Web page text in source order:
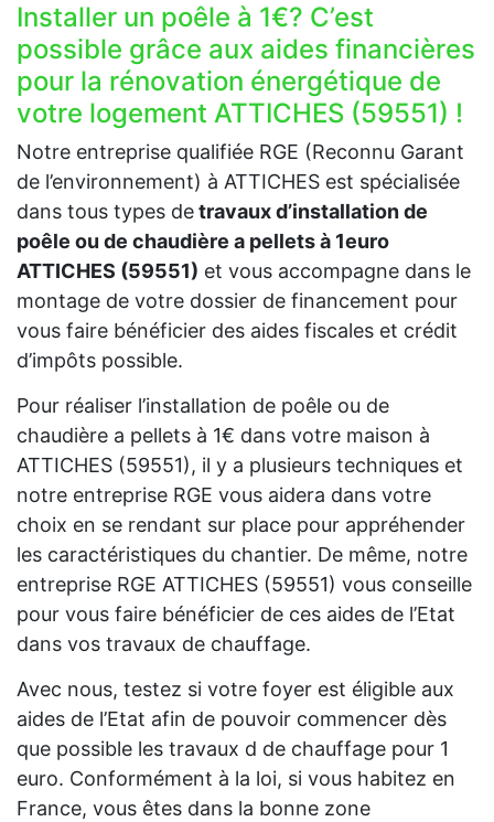
Installer un poêle à 1€? C’est
possible grâce aux aides financières
pour la rénovation énergétique de
votre logement ATTICHES (59551) !
Notre entreprise qualifiée RGE (Reconnu Garant
de l’environnement) à ATTICHES est spécialisée
dans tous types detravaux d’installation de
poêle ou de chaudière a pellets à 1euro
ATTICHES (59551) et vous accompagne dans le
montage de votre dossier de financement pour
vous faire bénéficier des aides fiscales et crédit
d’impôts possible.
Pour réaliser l’installation de poêle ou de
chaudière a pellets à 1€ dans votre maison à
ATTICHES (59551), il y a plusieurs techniques et
notre entreprise RGE vous aidera dans votre
choix en se rendant sur place pour appréhender
les caractéristiques du chantier. De même, notre
entreprise RGE ATTICHES (59551) vous conseille
pour vous faire bénéficier de ces aides de l’Etat
dans vos travaux de chauffage.
Avec nous, testez si votre foyer est éligible aux
aides de l’Etat afin de pouvoir commencer dès
que possible les travaux d de chauffage pour 1
euro. Conformément à la loi, si vous habitez en
France, vous êtes dans la bonne zone